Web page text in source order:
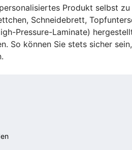
Produkt selbst
Schneidebrett,
Pressure-Laminate)
So können Sie stets sicher